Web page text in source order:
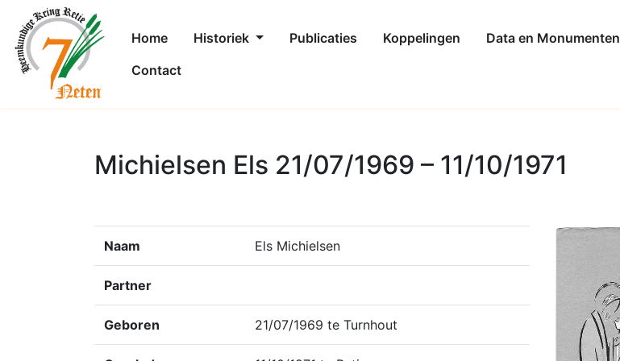
Home Historiek Publicaties Koppelingen Data en Monumenten
Contact
Michielsen Els 21/07/1969 – 11/10/1971
Naam Els Michielsen
Partner
Geboren 21/07/1969 te Turnhout